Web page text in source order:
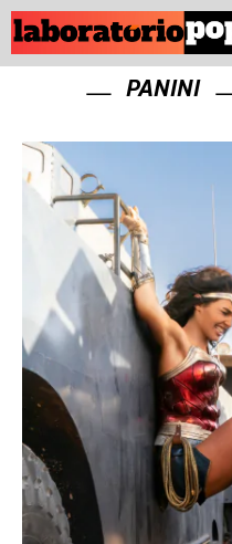
PANINI